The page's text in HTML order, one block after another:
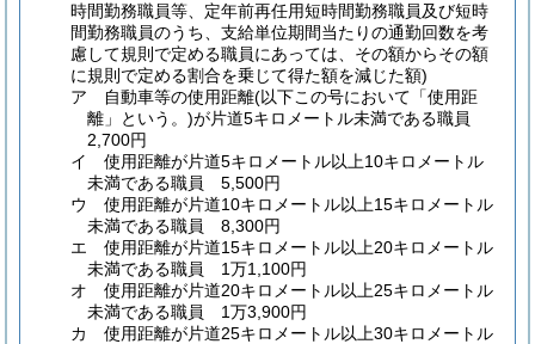
時間勤務職員等、定年前再任用短時間勤務職員及び短時
間勤務職員のうち、支給単位期間当たりの通勤回数を考
慮して規則で定める職員にあっては、その額からその額
に規則で定める割合を乗じて得た額を減じた額)
ア
自動車等の使用距離(以下この号において「使用距
離」という。)が片道5キロメートル未満である職員
2,700円
イ
使用距離が片道5キロメートル以上10キロメートル
未満である職員 5,500円
ウ
使用距離が片道10キロメートル以上15キロメートル
未満である職員 8,300円
エ
使用距離が片道15キロメートル以上20キロメートル
未満である職員 1万1,100円
オ
使用距離が片道20キロメートル以上25キロメートル
未満である職員 1万3,900円
カ
使用距離が片道25キロメートル以上30キロメートル